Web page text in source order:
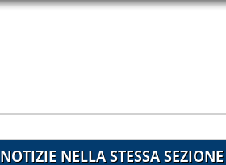
NOTIZIE NELLA STESSA SEZIONE